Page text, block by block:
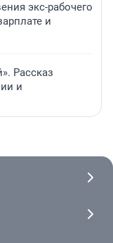
экс-рабочего
и
Рассказ
и